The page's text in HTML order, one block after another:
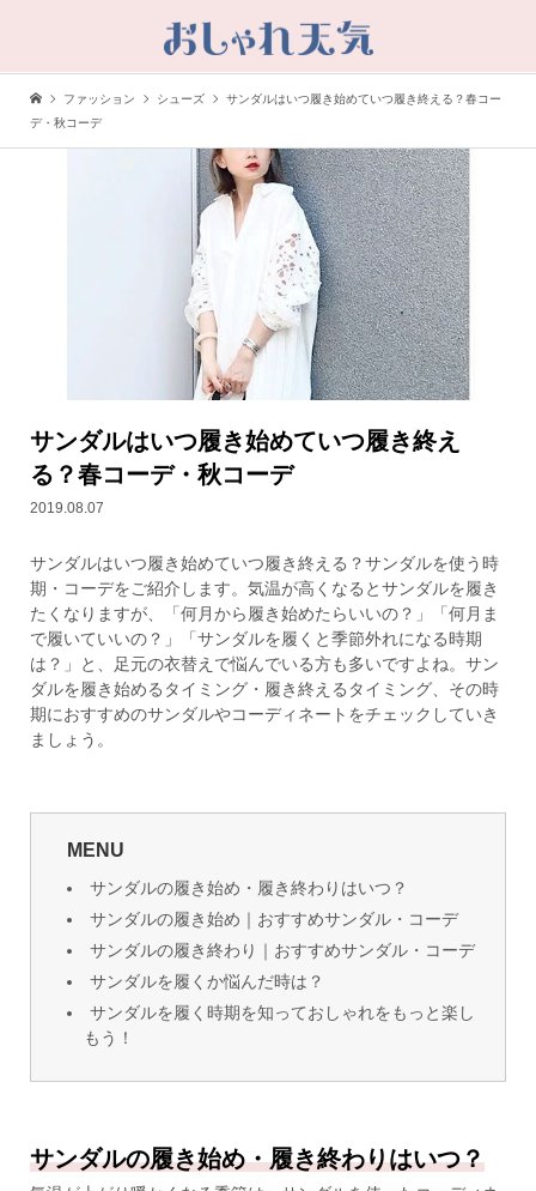
ファッション シューズ
サンダルはいつ履き始めていつ履き終える？春コー
デ・秋コーデ
サンダルはいつ履き始めていつ履き終え
る？春コーデ・秋コーデ
2019.08.07
サンダルはいつ履き始めていつ履き終える？サンダルを使う時
期・コーデをご紹介します。気温が高くなるとサンダルを履き
たくなりますが、「何月から履き始めたらいいの？」「何月ま
で履いていいの？」「サンダルを履くと季節外れになる時期
は？」と、足元の衣替えで悩んでいる方も多いですよね。サン
ダルを履き始めるタイミング・履き終えるタイミング、その時
期におすすめのサンダルやコーディネートをチェックしていき
ましょう。
MENU
サンダルの履き始め・履き終わりはいつ？
サンダルの履き始め｜おすすめサンダル・コーデ
サンダルの履き終わり｜おすすめサンダル・コーデ
サンダルを履くか悩んだ時は？
サンダルを履く時期を知っておしゃれをもっと楽し
もう！
サンダルの履き始め・履き終わりはいつ？